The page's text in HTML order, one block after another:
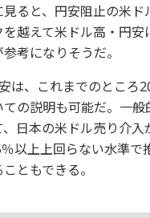
ると、円安阻止の米
越えて米ドル高・円
考になりそうだ。
は、これまでのところ
ての説明も可能だ。一
日本の米ドル売り介
以上上回らない水準
ともできる。